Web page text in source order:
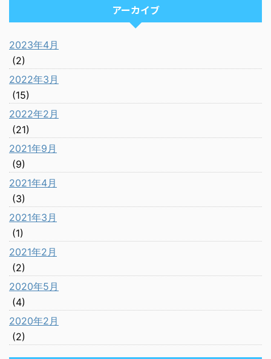
アーカイブ
2023年4月
(2)
2022年3月
(15)
2022年2月
(21)
2021年9月
(9)
2021年4月
(3)
2021年3月
(1)
2021年2月
(2)
2020年5月
(4)
2020年2月
(2)